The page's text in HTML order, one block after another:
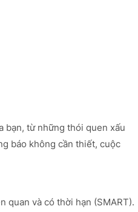
bạn, từ những thói quen xấu
báo không cần thiết, cuộc
quan và có thời hạn (SMART).